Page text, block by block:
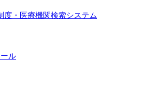
度・医療機関検索システム
ル